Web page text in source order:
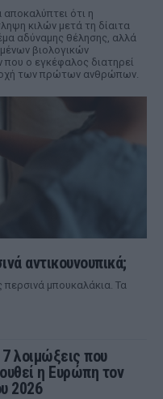
ότι η
κιλών μετά τη δίαιτα
αδύναμης θέλησης, αλλά
βιολογικών
που ο εγκέφαλος διατηρεί
των πρώτων ανθρώπων.
αντικουνουπικά;
περσινά μπουκαλάκια. Τα
7 λοιμώξεις που
η Ευρώπη τον
2026